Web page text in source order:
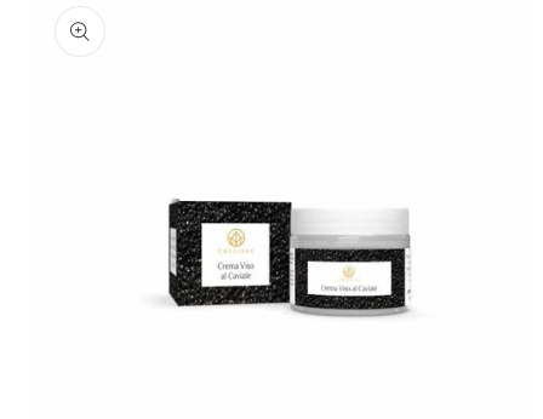
product
information